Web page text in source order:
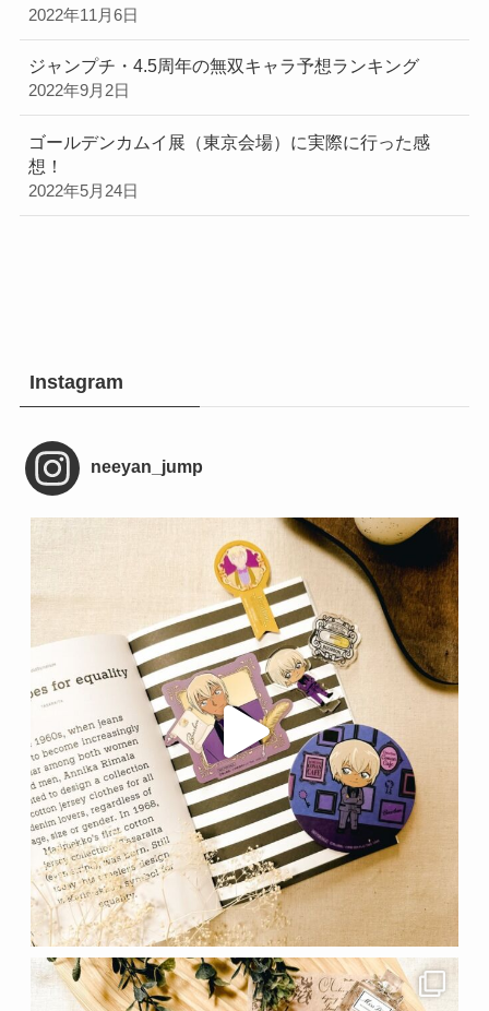
2022年11月6日
ジャンプチ・4.5周年の無双キャラ予想ランキング
2022年9月2日
ゴールデンカムイ展（東京会場）に実際に行った感
想！
2022年5月24日
Instagram
neeyan_jump